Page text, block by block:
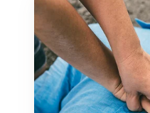
First
Course
4h